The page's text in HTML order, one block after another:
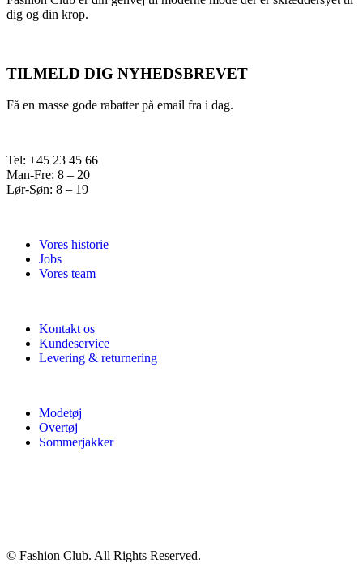
dig og din krop.
TILMELD DIG NYHEDSBREVET
Få en masse gode rabatter på email fra i dag.
Tel: +45 23 45 66
Man-Fre: 8 – 20
Lør-Søn: 8 – 19
Vores historie
Jobs
Vores team
Kontakt os
Kundeservice
Levering & returnering
Modetøj
Overtøj
Sommerjakker
© Fashion Club. All Rights Reserved.